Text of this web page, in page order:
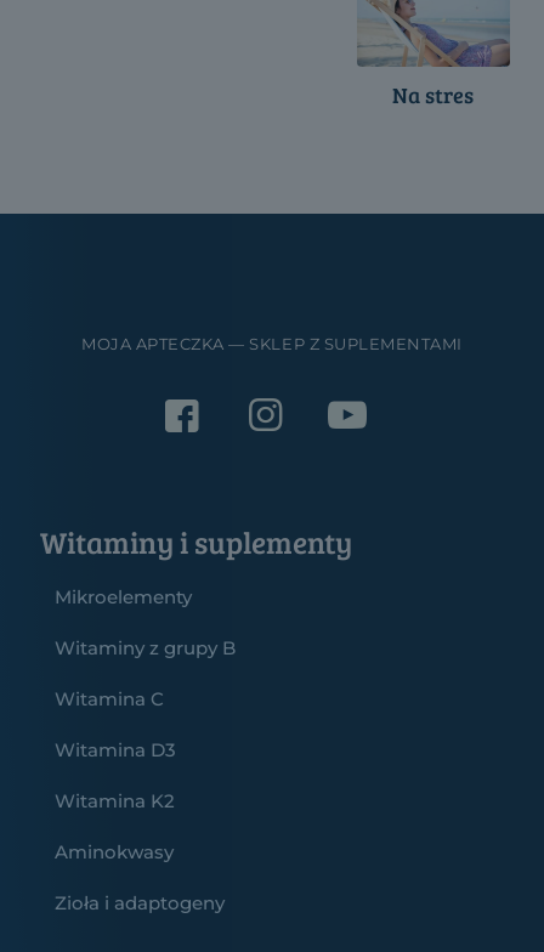
Na stres
MOJA APTECZKA — SKLEP Z SUPLEMENTAMI
Witaminy i suplementy
Mikroelementy
Witaminy z grupy B
Witamina C
Witamina D3
Witamina K2
Aminokwasy
Zioła i adaptogeny